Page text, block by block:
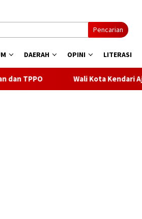
Pencarian
DAERAH OPINI LITERASI
Wali Kota Kendari Ajak Warga